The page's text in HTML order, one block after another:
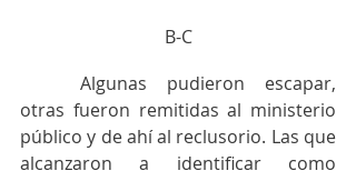
B-C
otras fueron remitidas al ministerio
público y de ahí al reclusorio. Las que
alcanzaron a identificar como